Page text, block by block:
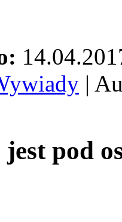
|
jest pod